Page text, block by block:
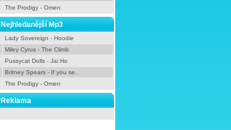
The Prodigy - Omen
Nejhledanější Mp3
Lady Sovereign - Hoodie
Miley Cyrus - The Climb
Pussycat Dolls - Jai Ho
Britney Spears - If you se..
The Prodigy - Omen
Reklama